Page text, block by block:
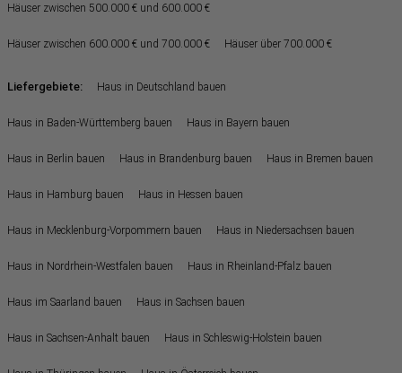
Häuser zwischen 500.000 € und 600.000 €
Häuser zwischen 600.000 € und 700.000 € Häuser über 700.000 €
Liefergebiete: Haus in Deutschland bauen
Haus in Baden-Württemberg bauen Haus in Bayern bauen
Haus in Berlin bauen Haus in Brandenburg bauen Haus in Bremen bauen
Haus in Hamburg bauen Haus in Hessen bauen
Haus in Mecklenburg-Vorpommern bauen Haus in Niedersachsen bauen
Haus in Nordrhein-Westfalen bauen Haus in Rheinland-Pfalz bauen
Haus im Saarland bauen Haus in Sachsen bauen
Haus in Sachsen-Anhalt bauen Haus in Schleswig-Holstein bauen